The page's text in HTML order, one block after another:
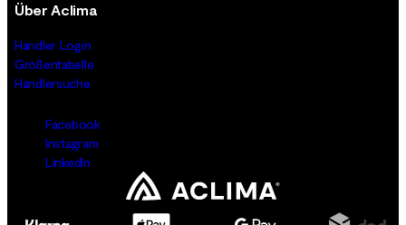
Über Aclima
Händler Login
Größentabelle
Händlersuche
Facebook
Instagram
LinkedIn